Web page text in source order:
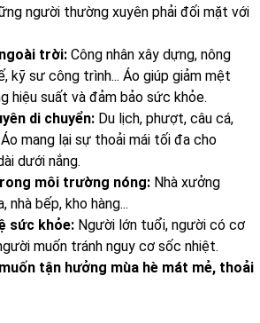
người thường xuyên phải đối mặt với
trời: Công nhân xây dựng, nông
kỹ sư công trình... Áo giúp giảm mệt
hiệu suất và đảm bảo sức khỏe.
di chuyển: Du lịch, phượt, câu cá,
Áo mang lại sự thoải mái tối đa cho
dưới nắng.
môi trường nóng: Nhà xưởng
nhà bếp, kho hàng...
sức khỏe: Người lớn tuổi, người có cơ
muốn tránh nguy cơ sốc nhiệt.
tận hưởng mùa hè mát mẻ, thoải